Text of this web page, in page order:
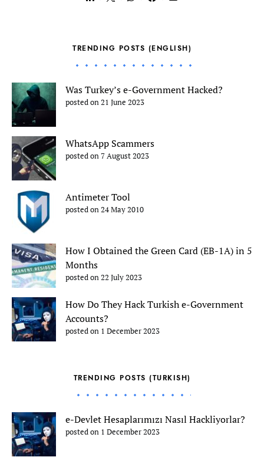
TRENDING POSTS (ENGLISH)
Was Turkey’s e-Government Hacked?
posted on 21 June 2023
WhatsApp Scammers
posted on 7 August 2023
Antimeter Tool
posted on 24 May 2010
How I Obtained the Green Card (EB-1A) in 5
Months
posted on 22 July 2023
How Do They Hack Turkish e-Government
Accounts?
posted on 1 December 2023
TRENDING POSTS (TURKISH)
e-Devlet Hesaplarımızı Nasıl Hackliyorlar?
posted on 1 December 2023